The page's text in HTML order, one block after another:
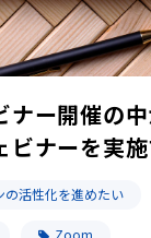
ナー開催の
ビナーを実
の活性化を進めたい
Zoom